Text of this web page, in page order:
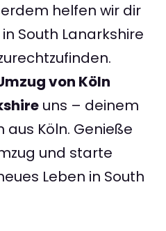
helfen wir dir
South Lanarkshire
von Köln
uns – deinem
aus Köln. Genieße
und starte
Leben in South